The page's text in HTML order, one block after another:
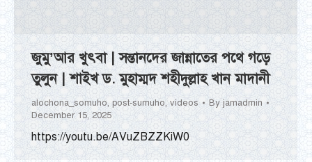
জুমু’আর খুৎবা | সন্তানদের জান্নাতের পথে গড়ে
তুলুন | শাইখ ড. মুহাম্মদ শহীদুল্লাহ খান মাদানী
alochona_somuho, post-sumuho, videos By jamadmin
December 15, 2025
https://youtu.be/AVuZBZZKiW0